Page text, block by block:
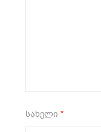
სახელი *